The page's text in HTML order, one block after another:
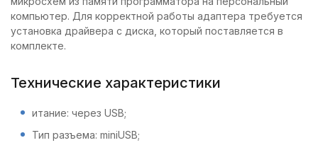
компьютер. Для корректной работы адаптера требуется
установка драйвера с диска, который поставляется в
комплекте.
Технические характеристики
итание: через USB;
Тип разъема: miniUSB;